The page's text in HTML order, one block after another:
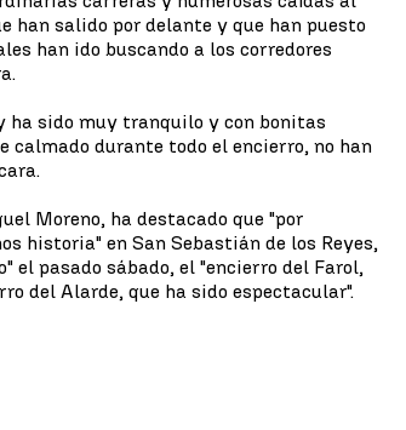
han salido por delante y que han puesto
han ido buscando a los corredores
ha sido muy tranquilo y con bonitas
calmado durante todo el encierro, no han
Moreno, ha destacado que "por
historia" en San Sebastián de los Reyes,
el pasado sábado, el "encierro del Farol,
del Alarde, que ha sido espectacular".